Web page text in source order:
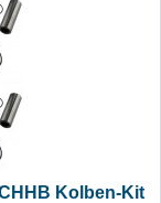
Kolben-Kit